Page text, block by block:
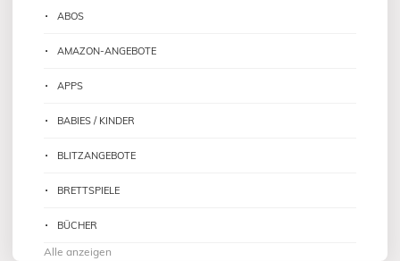
ABOS
AMAZON-ANGEBOTE
APPS
BABIES / KINDER
BLITZANGEBOTE
BRETTSPIELE
BÜCHER
Alle anzeigen